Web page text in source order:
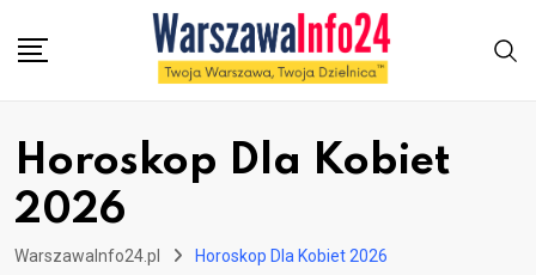
Horoskop Dla Kobiet
2026
WarszawaInfo24.pl Horoskop Dla Kobiet 2026